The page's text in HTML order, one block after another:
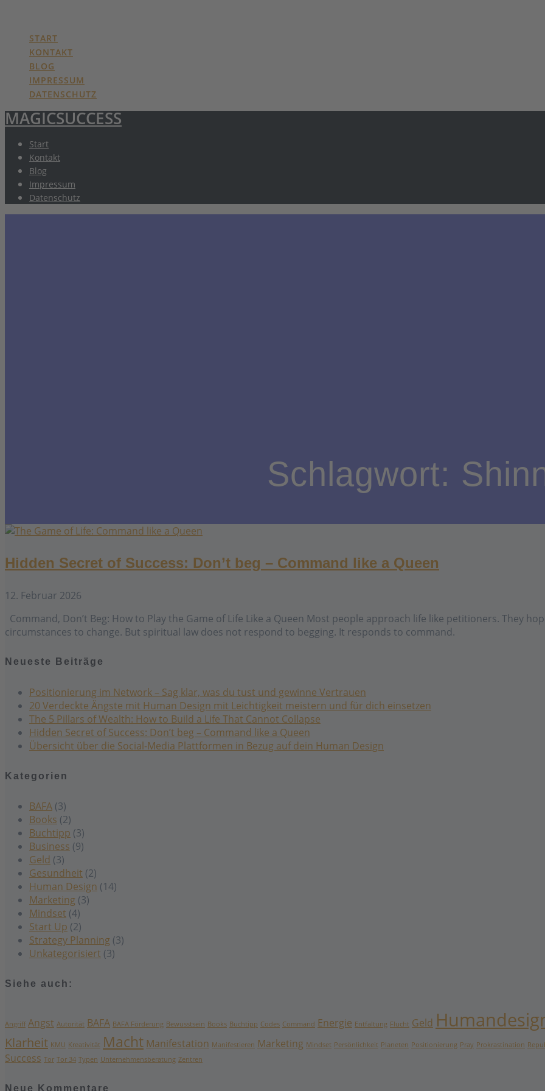
contentSTART
KONTAKT
BLOG
IMPRESSUM
DATENSCHUTZ
MAGICSUCCESS
Start
Kontakt
Blog
Impressum
Datenschutz
Schlagwort:
Hidden Secret of Success: Don’t beg – Command like a Queen
12. Februar 2026
Command, Don’t Beg: How to Play the Game of Life Like a Queen Most people approach life like petitioners. They
circumstances to change. But spiritual law does not respond to begging. It responds to command.
Neueste Beiträge
Positionierung im Network – Sag klar, was du tust und gewinne Vertrauen
20 Verdeckte Ängste mit Human Design mit Leichtigkeit meistern und für dich einsetzen
The 5 Pillars of Wealth: How to Build a Life That Cannot Collapse
Hidden Secret of Success: Don’t beg – Command like a Queen
Übersicht über die Social-Media Plattformen in Bezug auf dein Human Design
Kategorien
BAFA (3)
Books (2)
Buchtipp (3)
Business (9)
Geld (3)
Gesundheit (2)
Human Design (14)
Marketing (3)
Mindset (4)
Start Up (2)
Strategy Planning (3)
Unkategorisiert (3)
Siehe auch:
Angriff Angst Autorität BAFA BAFA Förderung Bewusstsein Books Buchtipp Codes Command Energie Entfaltung Flucht Geld
Klarheit KMU Kreativität Macht Manifestation Manifestieren Marketing Mindset Persönlichkeit Planeten Positionierung Pray Prokrastination
Success Tor Tor 34 Typen Unternehmensberatung Zentren
Neue Kommentare